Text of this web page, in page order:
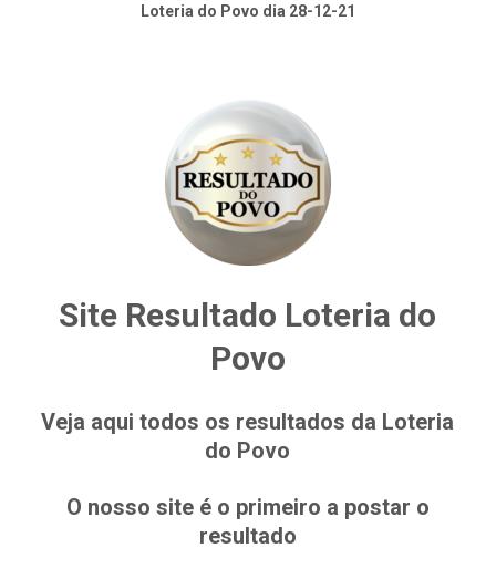
Loteria do Povo dia 28-12-21
Site Resultado Loteria do
Povo
Veja aqui todos os resultados da Loteria
do Povo
O nosso site é o primeiro a postar o
resultado